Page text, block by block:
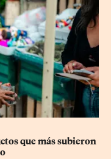
que más subieron